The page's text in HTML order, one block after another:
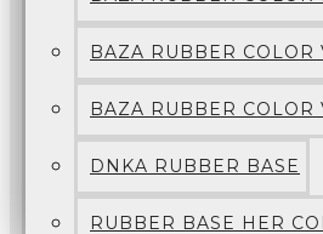
BAZA RUBBER COLOR
BAZA RUBBER COLOR
DNKA RUBBER BASE
RUBBER BASE HER